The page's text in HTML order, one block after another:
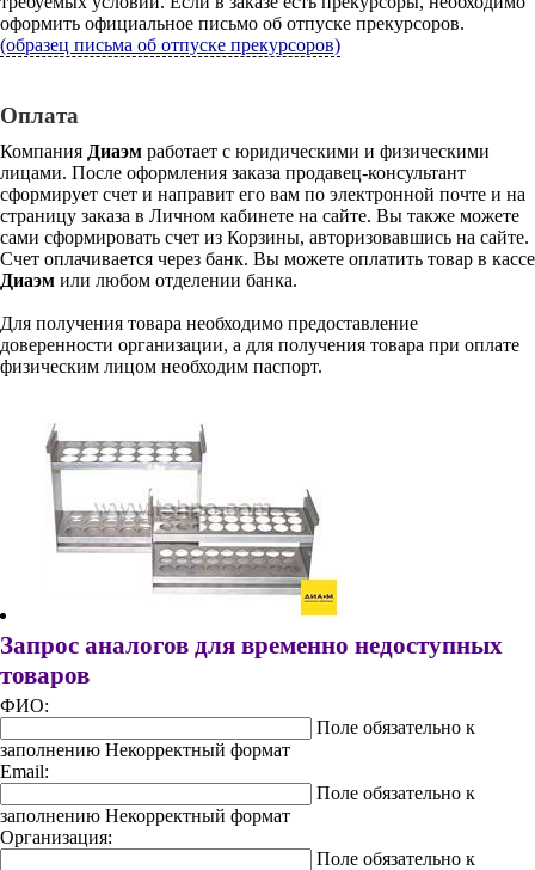
оформить официальное письмо об отпуске прекурсоров.
(образец письма об отпуске прекурсоров)
Оплата
Компания Диаэм работает с юридическими и физическими
лицами. После оформления заказа продавец-консультант
сформирует счет и направит его вам по электронной почте и на
страницу заказа в Личном кабинете на сайте. Вы также можете
сами сформировать счет из Корзины, авторизовавшись на сайте.
Счет оплачивается через банк. Вы можете оплатить товар в кассе
Диаэм или любом отделении банка.
Для получения товара необходимо предоставление
доверенности организации, а для получения товара при оплате
физическим лицом необходим паспорт.
Запрос аналогов для временно недоступных
товаров
ФИО:
Поле обязательно к
заполнению Некорректный формат
Email:
Поле обязательно к
заполнению Некорректный формат
Организация:
Поле обязательно к